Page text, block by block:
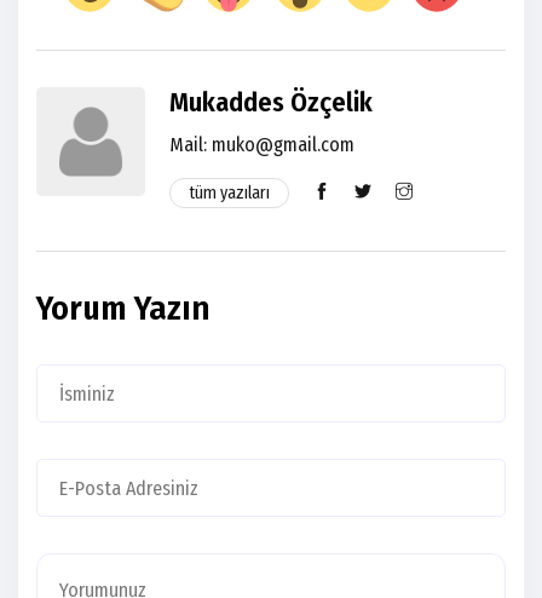
Mukaddes Özçelik
Mail: muko@gmail.com
tüm yazıları
Yorum Yazın